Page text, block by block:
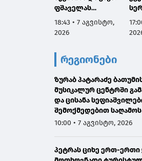
ფშაველას
გამზირების
კვეთიდან ჟვანიას
მოძრაობა
დროებით
შეიზღუდება
18:43 • 7 აგვისტო,
2026
რეგიონები
ზურაბ პატარაძე
მუსიკალურ ცენტრში
და ცისანა
შემოქმედებით
10:00 • 7 აგვისტო, 2026
პეტრას ციხე ერთ-ერთი